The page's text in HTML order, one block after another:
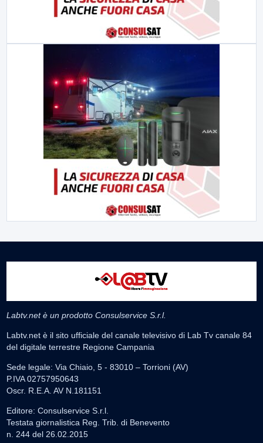
Labtv.net è un prodotto Consulservice S.r.l.
Labtv.net è il sito ufficiale del canale televisivo di Lab Tv canale 84
del digitale terrestre Regione Campania
Sede legale: Via Chiaio, 5 - 83010 – Torrioni (AV)
P.IVA 02757950643
Oscr. R.E.A. AV N.181151
Editore: Consulservice S.r.l.
Testata giornalistica Reg. Trib. di Benevento
n. 244 del 26.02.2015